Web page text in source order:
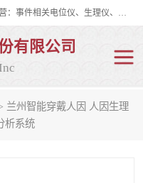
眼动仪多少钱?北京津发科技股份有限公司主营：事件相关电位仪、生理仪、肌电仪、脑电仪、皮电仪、眼动仪；是国家级高新技术企业、科技部认定的科技型中小企业和中关村高新技术企业，具备保密资格，具备自主进出口经营权；自主研发技术、产品与服务荣获多项省部级科学技术奖励、国家发明专利、国家软件著作权和省部级新技术新产品（服务）认证。
有限公司
兰州智能穿戴人因 人因生理
析系统
电仪